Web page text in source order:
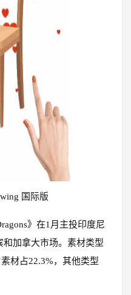
国际版
》在1月主投印度尼
加拿大市场。素材类型
材占22.3%，其他类型